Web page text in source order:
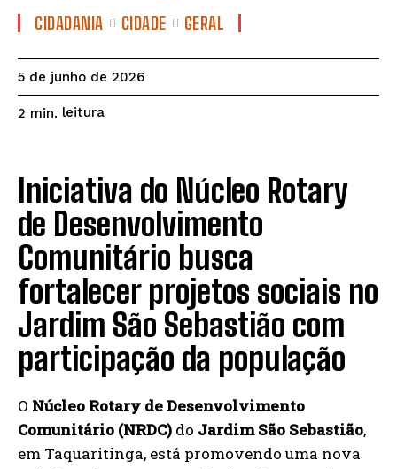
CIDADANIA CIDADE GERAL
5 de junho de 2026
2 min. leitura
Iniciativa do Núcleo Rotary
de Desenvolvimento
Comunitário busca
fortalecer projetos sociais no
Jardim São Sebastião com
participação da população
O Núcleo Rotary de Desenvolvimento
Comunitário (NRDC) do Jardim São Sebastião,
em Taquaritinga, está promovendo uma nova